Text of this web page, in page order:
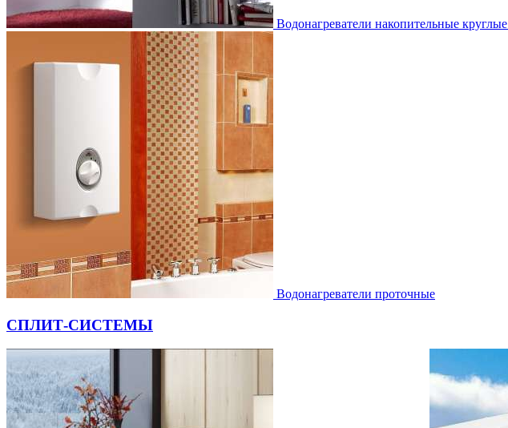
Водонагреватели накопительные круглые
Водонагреватели проточные
СПЛИТ-СИСТЕМЫ